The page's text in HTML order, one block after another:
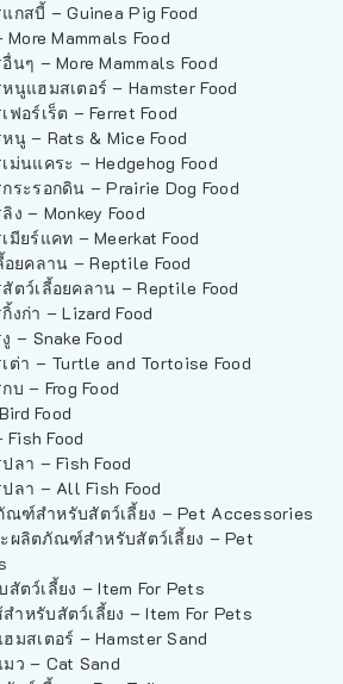
กสบี้ – Guinea Pig Food
Mammals Food
นๆ – More Mammals Food
นูแฮมสเตอร์ – Hamster Food
ฟอร์เร็ต – Ferret Food
นู – Rats & Mice Food
ม่นแคระ – Hedgehog Food
ระรอกดิน – Prairie Dog Food
ง – Monkey Food
มียร์แคท – Meerkat Food
อยคลาน – Reptile Food
ตว์เลี้อยคลาน – Reptile Food
งก่า – Lizard Food
– Snake Food
ต่า – Turtle and Tortoise Food
บ – Frog Food
Food
Food
ลา – Fish Food
ลา – All Fish Food
ฑ์สำหรับสัตว์เลี้ยง – Pet Accessories
ผลิตภัณฑ์สำหรับสัตว์เลี้ยง – Pet
ตว์เลี้ยง – Item For Pets
ำหรับสัตว์เลี้ยง – Item For Pets
มสเตอร์ – Hamster Sand
ว – Cat Sand